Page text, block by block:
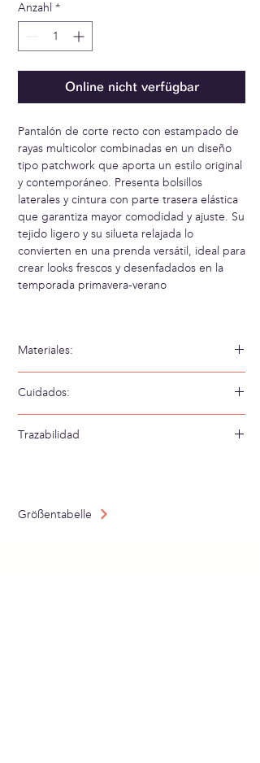
Anzahl *
Online nicht verfügbar
Pantalón de corte recto con estampado de
rayas multicolor combinadas en un diseño
tipo patchwork que aporta un estilo original
y contemporáneo. Presenta bolsillos
laterales y cintura con parte trasera elástica
que garantiza mayor comodidad y ajuste. Su
tejido ligero y su silueta relajada lo
convierten en una prenda versátil, ideal para
crear looks frescos y desenfadados en la
temporada primavera-verano
Materiales:
Cuidados:
Trazabilidad
Größentabelle